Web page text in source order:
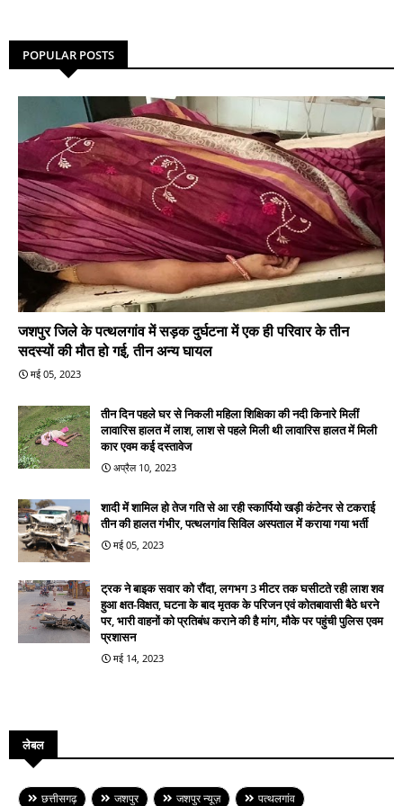
POPULAR POSTS
जशपुर जिले के पत्थलगांव में सड़क दुर्घटना में एक ही परिवार के तीन
सदस्यों की मौत हो गई, तीन अन्य घायल
मई 05, 2023
तीन दिन पहले घर से निकली महिला शिक्षिका की नदी किनारे मिलीं
लावारिस हालत में लाश, लाश से पहले मिली थी लावारिस हालत में मिली
कार एवम कई दस्तावेज
अप्रैल 10, 2023
शादी में शामिल हो तेज गति से आ रही स्कार्पियो खड़ी कंटेनर से टकराई
तीन की हालत गंभीर, पत्थलगांव सिविल अस्पताल में कराया गया भर्ती
मई 05, 2023
ट्रक ने बाइक सवार को रौंदा, लगभग 3 मीटर तक घसीटते रही लाश शव
हुआ क्षत-विक्षत, घटना के बाद मृतक के परिजन एवं कोतबावासी बैठे धरने
पर, भारी वाहनों को प्रतिबंध कराने की है मांग, मौके पर पहुंची पुलिस एवम
प्रशासन
मई 14, 2023
लेबल
छत्तीसगढ़ जशपुर जशपुर न्यूज़ पत्थलगांव